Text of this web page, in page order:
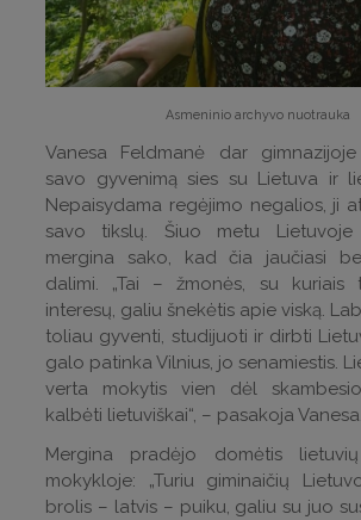
Asmeninio archyvo nuotrauka
Vanesa Feldmanė dar
savo gyvenimą sies su Lietuva ir
Nepaisydama regėjimo negalios, ji
savo tikslų. Šiuo metu Lietuvoje
mergina sako, kad čia jaučiasi
dalimi. „Tai – žmonės, su kuriais
interesų, galiu šnekėtis apie viską.
toliau gyventi, studijuoti ir dirbti
galo patinka Vilnius, jo senamiestis.
verta mokytis vien dėl
kalbėti lietuviškai“, – pasakoja Vanesa.
Mergina pradėjo domėtis
mokykloje: „Turiu giminaičių
brolis – latvis – puiku, galiu su juo